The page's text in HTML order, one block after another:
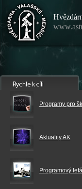
Programy pro
Aktuality AK
Programový